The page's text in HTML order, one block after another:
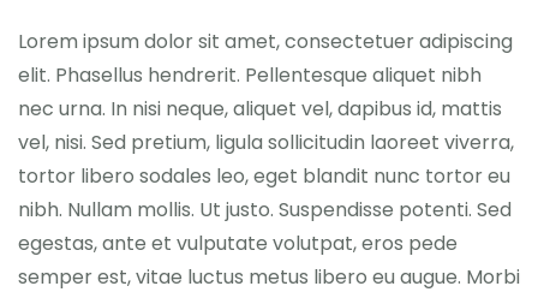
Lorem ipsum dolor sit amet, consectetuer adipiscing
elit. Phasellus hendrerit. Pellentesque aliquet nibh
nec urna. In nisi neque, aliquet vel, dapibus id, mattis
vel, nisi. Sed pretium, ligula sollicitudin laoreet viverra,
tortor libero sodales leo, eget blandit nunc tortor eu
nibh. Nullam mollis. Ut justo. Suspendisse potenti. Sed
egestas, ante et vulputate volutpat, eros pede
semper est, vitae luctus metus libero eu augue. Morbi